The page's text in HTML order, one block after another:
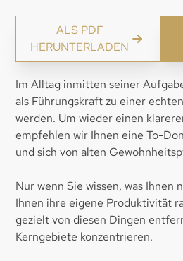
ALS PDF
HERUNTERLADEN
Im Alltag inmitten seiner
als Führungskraft zu einer
werden. Um wieder einen
empfehlen wir Ihnen eine To-
und sich von alten
Nur wenn Sie wissen, was Ihnen
Ihnen ihre eigene Produktivität
gezielt von diesen Dingen
Kerngebiete konzentrieren.